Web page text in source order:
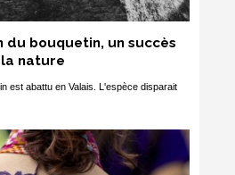
bouquetin, un succès
nature
est abattu en Valais. L'espèce disparait